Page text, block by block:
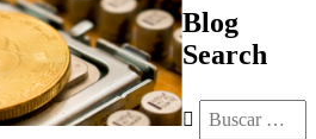
Blog
Search